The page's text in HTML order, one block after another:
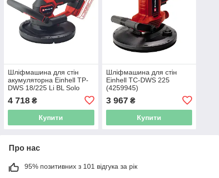
Шліфмашина для стін
акумуляторна Einhell TP-
DWS 18/225 Li BL Solo
4 718 ₴
Купити
Шліфмашина для стін
Einhell TC-DWS 225
(4259945)
3 967₴
Купити
Про нас
95% позитивних з 101 відгука за рік